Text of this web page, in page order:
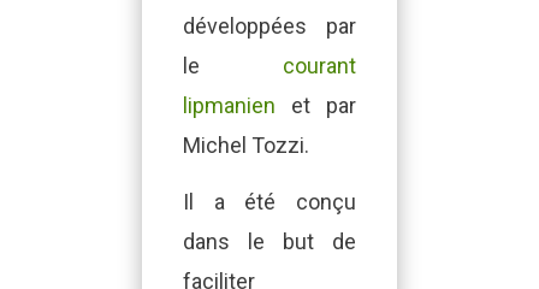
développées par
le courant
lipmanien et par
Michel Tozzi.
Il a été conçu
dans le but de
faciliter